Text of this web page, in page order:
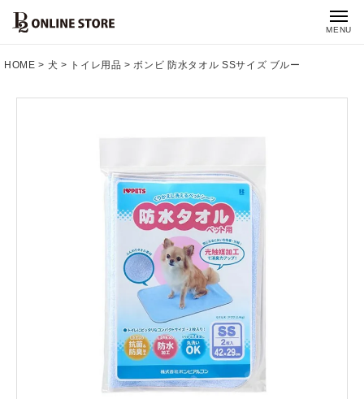
MENU
HOME 犬 トイレ用品 ボンビ 防水タオル SSサイズ ブルー